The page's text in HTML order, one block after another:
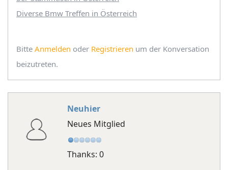
Diverse Bmw Treffen in Österreich
Bitte Anmelden oder Registrieren um der Konversation
beizutreten.
Neuhier
Neues Mitglied
Thanks: 0